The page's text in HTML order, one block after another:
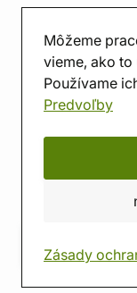
Môžeme
vieme, ako to
Používame
Predvoľby
Zásady
Predajňa
Herňa
O nás
Hodnotenie